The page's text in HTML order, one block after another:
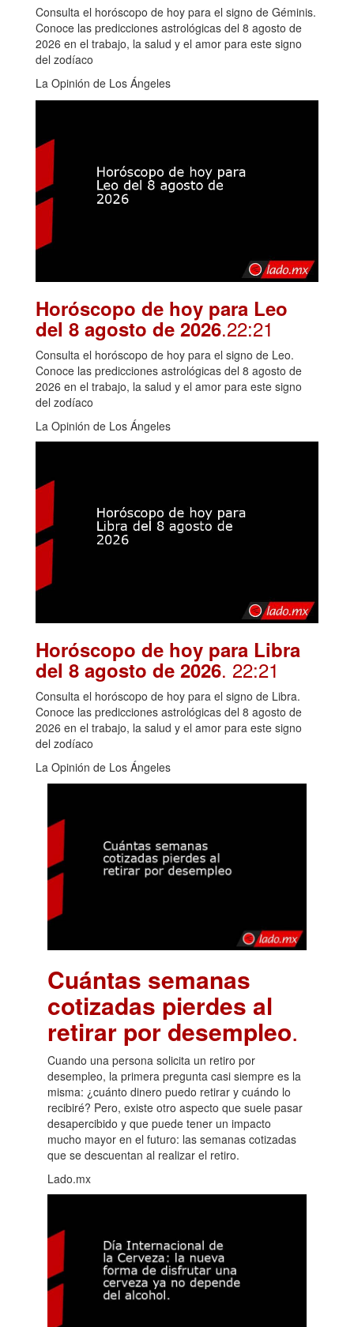
Consulta el horóscopo de hoy para el signo de Géminis.
Conoce las predicciones astrológicas del 8 agosto de
2026 en el trabajo, la salud y el amor para este signo
del zodíaco
La Opinión de Los Ángeles
Horóscopo de hoy para Leo
del 8 agosto de 2026.22:21
Consulta el horóscopo de hoy para el signo de Leo.
Conoce las predicciones astrológicas del 8 agosto de
2026 en el trabajo, la salud y el amor para este signo
del zodíaco
La Opinión de Los Ángeles
Horóscopo de hoy para Libra
del 8 agosto de 2026. 22:21
Consulta el horóscopo de hoy para el signo de Libra.
Conoce las predicciones astrológicas del 8 agosto de
2026 en el trabajo, la salud y el amor para este signo
del zodíaco
La Opinión de Los Ángeles
Cuántas semanas
cotizadas pierdes al
retirar por desempleo.
Cuando una persona solicita un retiro por
desempleo, la primera pregunta casi siempre es la
misma: ¿cuánto dinero puedo retirar y cuándo lo
recibiré? Pero, existe otro aspecto que suele pasar
desapercibido y que puede tener un impacto
mucho mayor en el futuro: las semanas cotizadas
que se descuentan al realizar el retiro.
Lado.mx